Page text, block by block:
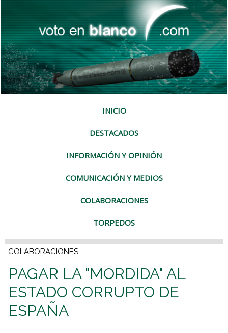
INICIO
DESTACADOS
INFORMACIÓN Y OPINIÓN
COMUNICACIÓN Y MEDIOS
COLABORACIONES
TORPEDOS
COLABORACIONES
PAGAR LA "MORDIDA" AL
ESTADO CORRUPTO DE
ESPAÑA